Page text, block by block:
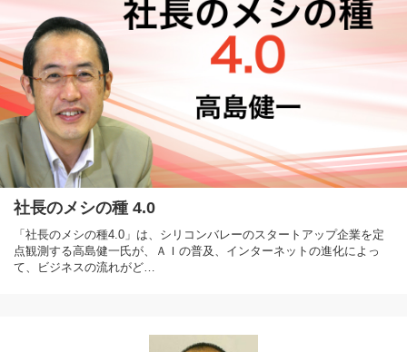
社長のメシの種 4.0
「社長のメシの種4.0」は、シリコンバレーのスタートアップ企業を定
点観測する高島健一氏が、ＡＩの普及、インターネットの進化によっ
て、ビジネスの流れがど…